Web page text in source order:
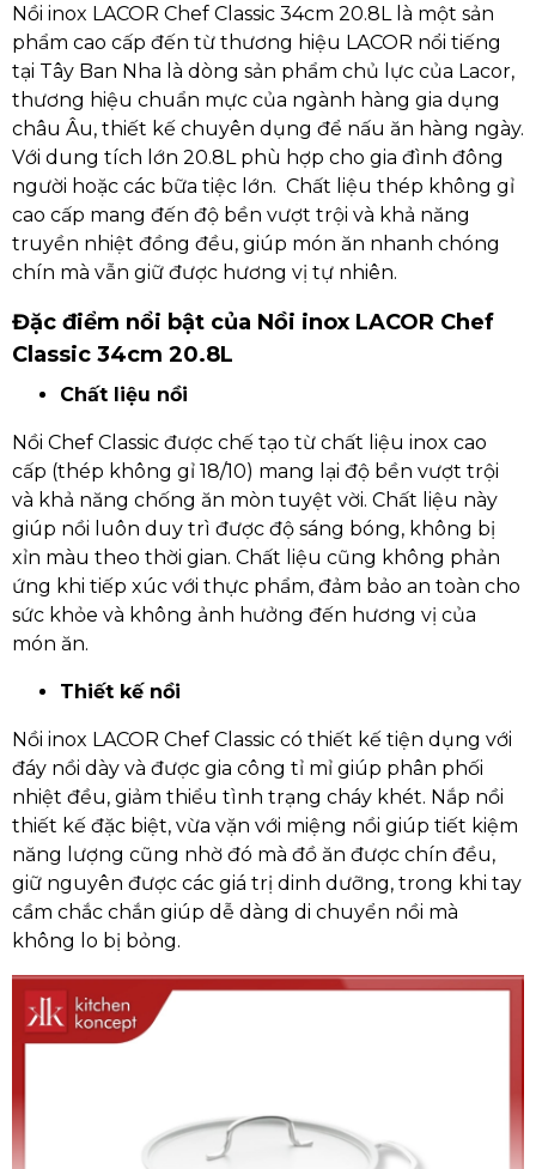
Nồi inox LACOR Chef Classic 34cm 20.8L là một sản
phẩm cao cấp đến từ thương hiệu LACOR nổi tiếng
tại Tây Ban Nha là dòng sản phẩm chủ lực của Lacor,
thương hiệu chuẩn mực của ngành hàng gia dụng
châu Âu, thiết kế chuyên dụng để nấu ăn hàng ngày.
Với dung tích lớn 20.8L phù hợp cho gia đình đông
người hoặc các bữa tiệc lớn. Chất liệu thép không gỉ
cao cấp mang đến độ bền vượt trội và khả năng
truyền nhiệt đồng đều, giúp món ăn nhanh chóng
chín mà vẫn giữ được hương vị tự nhiên.
Đặc điểm nổi bật của Nồi inox LACOR Chef
Classic 34cm 20.8L
Chất liệu nồi
Nồi Chef Classic được chế tạo từ chất liệu inox cao
cấp (thép không gỉ 18/10) mang lại độ bền vượt trội
và khả năng chống ăn mòn tuyệt vời. Chất liệu này
giúp nồi luôn duy trì được độ sáng bóng, không bị
xỉn màu theo thời gian. Chất liệu cũng không phản
ứng khi tiếp xúc với thực phẩm, đảm bảo an toàn cho
sức khỏe và không ảnh hưởng đến hương vị của
món ăn.
Thiết kế nồi
Nồi inox LACOR Chef Classic có thiết kế tiện dụng với
đáy nồi dày và được gia công tỉ mỉ giúp phân phối
nhiệt đều, giảm thiểu tình trạng cháy khét. Nắp nồi
thiết kế đặc biệt, vừa vặn với miệng nồi giúp tiết kiệm
năng lượng cũng nhờ đó mà đồ ăn được chín đều,
giữ nguyên được các giá trị dinh dưỡng, trong khi tay
cầm chắc chắn giúp dễ dàng di chuyển nồi mà
không lo bị bỏng.